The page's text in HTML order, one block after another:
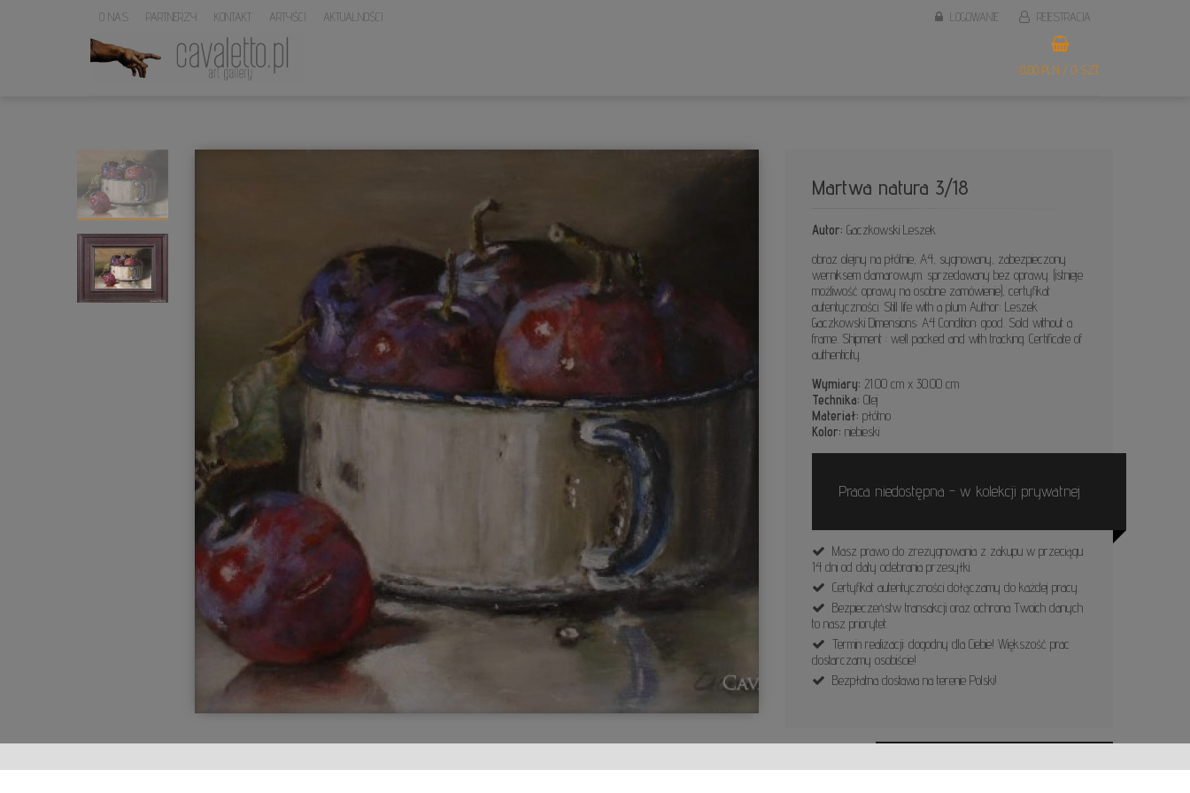
O NAS PARTNERZY KONTAKT ARTYŚCI AKTUALNOŚCI LOGOWANIE REJESTRACJA
0,00 PLN / 0 SZT.
Martwa natura 3/18
Autor: Gaczkowski Leszek
obraz olejny na płótnie, A4, sygnowany, zabezpieczony
werniksem damarowym. sprzedawany bez oprawy. (istnieje
możliwość oprawy na osobne zamówienie), certyfikat
autentyczności. Still life with a plum Author: Leszek
Gaczkowski Dimensions: A4 Condition: good. Sold without a
frame. Shipment : well packed and with tracking. Certificate of
authenticity.
Wymiary: 21.00 cm x 30.00 cm
Technika: Olej
Materiał: płótno
Kolor: niebieski
Praca niedostępna - w kolekcji prywatnej
Masz prawo do zrezygnowania z zakupu w przeciągu
14 dni od daty odebrania przesyłki.
Certyfikat autentyczności dołączamy do każdej pracy.
Bezpieczeństw transakcji oraz ochrona Twoich danych
to nasz priorytet.
Termin realizacji: dogodny dla Ciebie! Większość prac
dostarczamy osobiście!
Bezpłatna dostawa na terenie Polski!